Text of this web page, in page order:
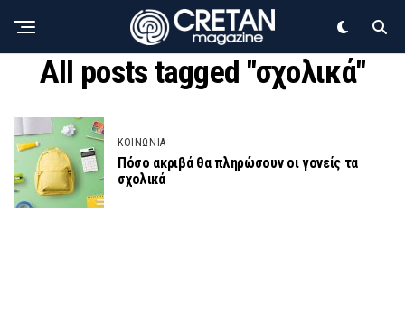
All posts tagged "σχολικά"
ΚΟΙΝΩΝΙΑ
Πόσο ακριβά θα πληρώσουν οι γονείς τα
σχολικά